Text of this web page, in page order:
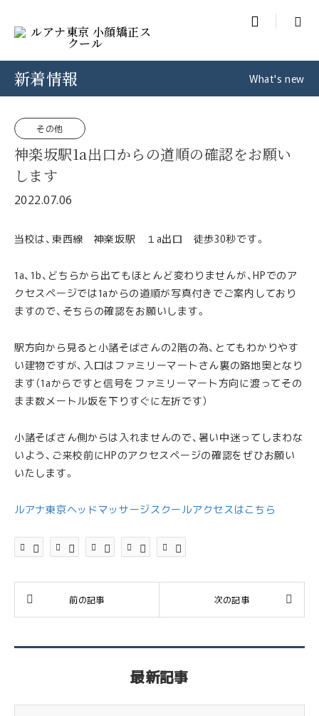

新着情報 What's new
その他
神楽坂駅1a出口からの道順の確認をお願い
します
2022.07.06
当校は、東西線 神楽坂駅 １a出口 徒歩30秒です。
1a、1b、どちらから出てもほとんど変わりませんが、HPでのア
クセスページでは1aからの道順が写真付きでご案内しており
ますので、そちらの確認をお願いします。
駅方向から見ると小諸そばさんの2階の為、とてもわかりやす
い建物ですが、入口はファミリーマートさん裏の路地奥となり
ます（1aからですと信号をファミリーマート方向に渡ってその
まま数メートル坂を下りすぐに左折です）
小諸そばさん側からは入れませんので、暑い中迷ってしまわな
いよう、ご来校前にHPのアクセスページの確認をぜひお願い
いたします。
ルアナ東京ヘッドマッサージスクールアクセスはこちら
最新記事